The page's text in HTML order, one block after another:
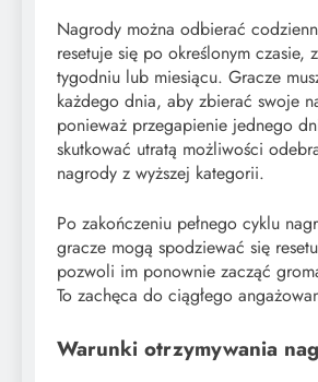
Nagrody można odbierać
resetuje się po określonym czasie,
tygodniu lub miesiącu. Gracze
każdego dnia, aby zbierać swoje
ponieważ przegapienie jednego
skutkować utratą możliwości
nagrody z wyższej kategorii.
Po zakończeniu pełnego cyklu
gracze mogą spodziewać się
pozwoli im ponownie zacząć
To zachęca do ciągłego
Warunki otrzymywania